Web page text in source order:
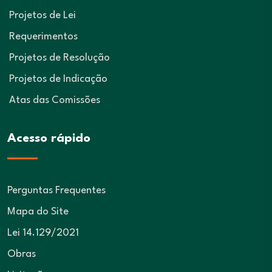
Projetos de Lei
Requerimentos
Projetos de Resolução
Projetos de Indicação
Atas das Comissões
Acesso rápido
Perguntas Frequentes
Mapa do Site
Lei 14.129/2021
Obras